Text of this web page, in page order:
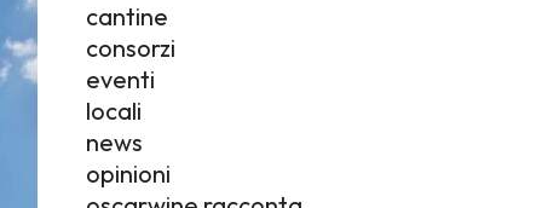
cantine
consorzi
eventi
locali
news
opinioni